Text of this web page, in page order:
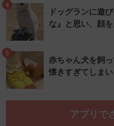
4
ドッグランに遊
な』と思い、顔
5
赤ちゃん犬を飼
懐きすぎてしま
アプリで